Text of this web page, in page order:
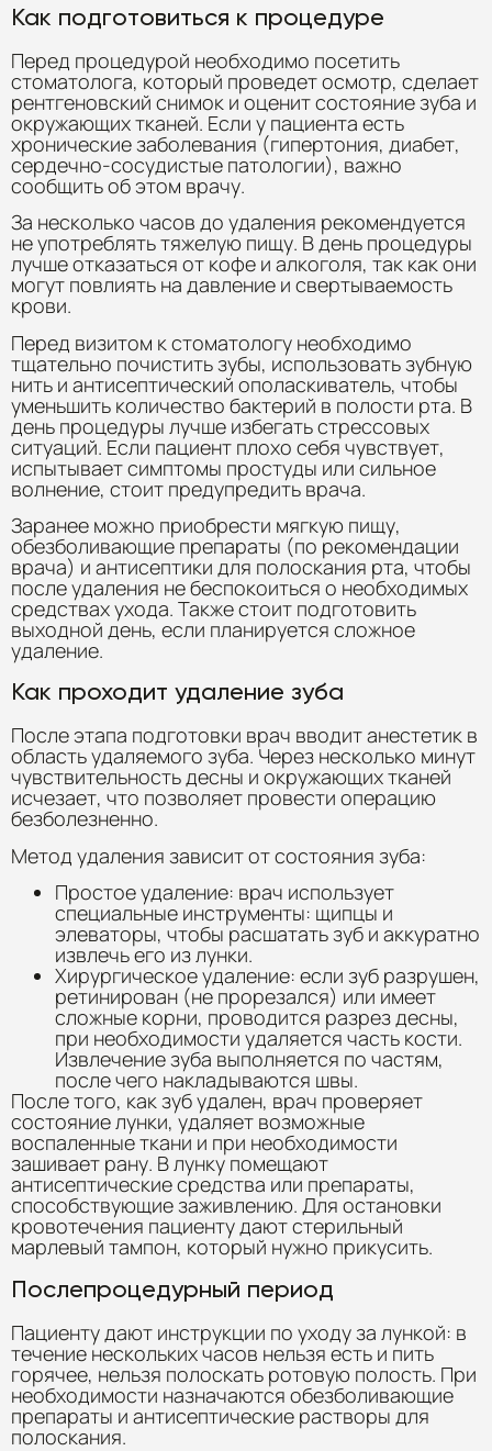
Как подготовиться к процедуре
Перед процедурой необходимо посетить
стоматолога, который проведет осмотр, сделает
рентгеновский снимок и оценит состояние зуба и
окружающих тканей. Если у пациента есть
хронические заболевания (гипертония, диабет,
сердечно-сосудистые патологии), важно
сообщить об этом врачу.
За несколько часов до удаления рекомендуется
не употреблять тяжелую пищу. В день процедуры
лучше отказаться от кофе и алкоголя, так как они
могут повлиять на давление и свертываемость
крови.
Перед визитом к стоматологу необходимо
тщательно почистить зубы, использовать зубную
нить и антисептический ополаскиватель, чтобы
уменьшить количество бактерий в полости рта. В
день процедуры лучше избегать стрессовых
ситуаций. Если пациент плохо себя чувствует,
испытывает симптомы простуды или сильное
волнение, стоит предупредить врача.
Заранее можно приобрести мягкую пищу,
обезболивающие препараты (по рекомендации
врача) и антисептики для полоскания рта, чтобы
после удаления не беспокоиться о необходимых
средствах ухода. Также стоит подготовить
выходной день, если планируется сложное
удаление.
Как проходит удаление зуба
После этапа подготовки врач вводит анестетик в
область удаляемого зуба. Через несколько минут
чувствительность десны и окружающих тканей
исчезает, что позволяет провести операцию
безболезненно.
Метод удаления зависит от состояния зуба:
Простое удаление: врач использует
специальные инструменты: щипцы и
элеваторы, чтобы расшатать зуб и аккуратно
извлечь его из лунки.
Хирургическое удаление: если зуб разрушен,
ретинирован (не прорезался) или имеет
сложные корни, проводится разрез десны,
при необходимости удаляется часть кости.
Извлечение зуба выполняется по частям,
после чего накладываются швы.
После того, как зуб удален, врач проверяет
состояние лунки, удаляет возможные
воспаленные ткани и при необходимости
зашивает рану. В лунку помещают
антисептические средства или препараты,
способствующие заживлению. Для остановки
кровотечения пациенту дают стерильный
марлевый тампон, который нужно прикусить.
Послепроцедурный период
Пациенту дают инструкции по уходу за лункой: в
течение нескольких часов нельзя есть и пить
горячее, нельзя полоскать ротовую полость. При
необходимости назначаются обезболивающие
препараты и антисептические растворы для
полоскания.